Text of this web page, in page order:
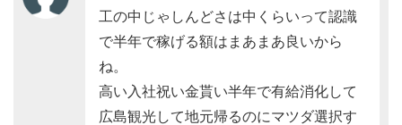
工の中じゃしんどさは中くらいって認識
で半年で稼げる額はまあまあ良いから
ね。
高い入社祝い金貰い半年で有給消化して
広島観光して地元帰るのにマツダ選択す